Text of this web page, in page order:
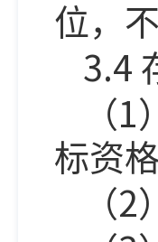
位，
3.4
（1
标资
（2